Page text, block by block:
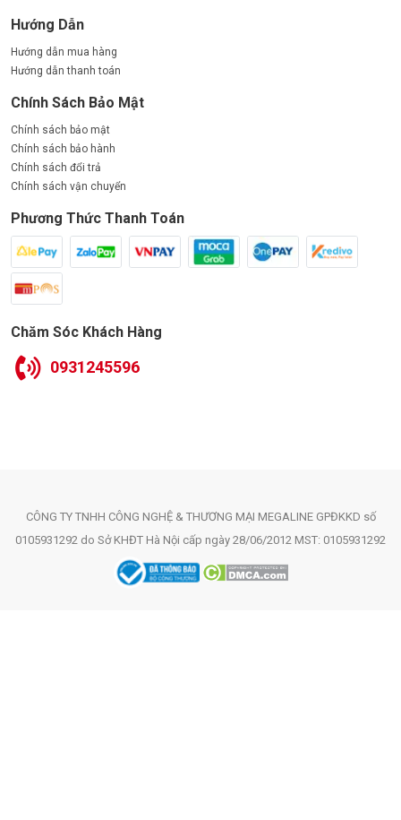
Hướng Dẫn
Hướng dẫn mua hàng
Hướng dẫn thanh toán
Chính Sách Bảo Mật
Chính sách bảo mật
Chính sách bảo hành
Chính sách đổi trả
Chính sách vận chuyển
Phương Thức Thanh Toán
Chăm Sóc Khách Hàng
0931245596
CÔNG TY TNHH CÔNG NGHỆ & THƯƠNG MẠI MEGALINE GPĐKKD số
0105931292 do Sở KHĐT Hà Nội cấp ngày 28/06/2012 MST: 0105931292